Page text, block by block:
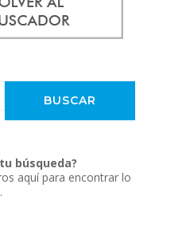
búsqueda?
aquí para encontrar lo